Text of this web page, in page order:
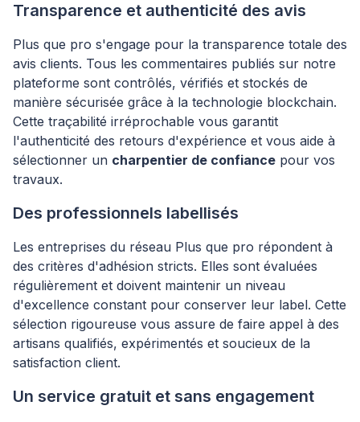
Transparence et authenticité des avis
Plus que pro s'engage pour la transparence totale des
avis clients. Tous les commentaires publiés sur notre
plateforme sont contrôlés, vérifiés et stockés de
manière sécurisée grâce à la technologie blockchain.
Cette traçabilité irréprochable vous garantit
l'authenticité des retours d'expérience et vous aide à
sélectionner un charpentier de confiance pour vos
travaux.
Des professionnels labellisés
Les entreprises du réseau Plus que pro répondent à
des critères d'adhésion stricts. Elles sont évaluées
régulièrement et doivent maintenir un niveau
d'excellence constant pour conserver leur label. Cette
sélection rigoureuse vous assure de faire appel à des
artisans qualifiés, expérimentés et soucieux de la
satisfaction client.
Un service gratuit et sans engagement